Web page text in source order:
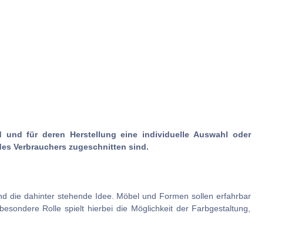
für deren Herstellung eine individuelle Auswahl oder
Verbrauchers zugeschnitten sind.
die dahinter stehende Idee. Möbel und Formen sollen erfahrbar
Rolle spielt hierbei die Möglichkeit der Farbgestaltung,